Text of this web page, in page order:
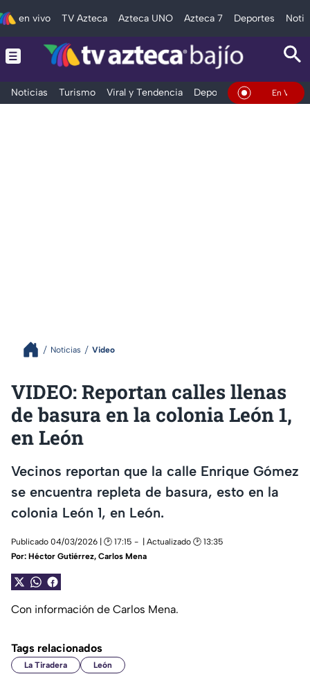
en vivo TV Azteca Azteca UNO Azteca 7 Deportes
Noticias Turismo Viral y Tendencia Deportes Espectáculos
En Vivo
Noticias Video
VIDEO: Reportan calles llenas
de basura en la colonia León 1,
en León
Vecinos reportan que la calle Enrique Gómez
se encuentra repleta de basura, esto en la
colonia León 1, en León.
Publicado 04/03/2026 | 🕑 17:15
| Actualizado 🕑 13:35
Por: Héctor Gutiérrez, Carlos Mena
Con información de Carlos Mena.
Tags relacionados
La Tiradera León